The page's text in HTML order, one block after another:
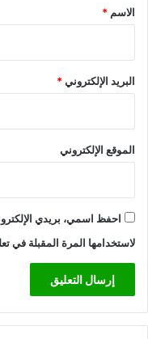
*
الاسم *
البريد الإلكتروني*
الموقع الإلكتروني
احفظ اسمي، بريدي
لاستخدامها المرة المقبلة في